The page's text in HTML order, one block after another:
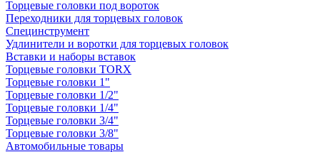
Торцевые головки под вороток
Переходники для торцевых головок
Специнструмент
Удлинители и воротки для торцевых головок
Вставки и наборы вставок
Торцевые головки TORX
Торцевые головки 1"
Торцевые головки 1/2"
Торцевые головки 1/4"
Торцевые головки 3/4"
Торцевые головки 3/8"
Автомобильные товары